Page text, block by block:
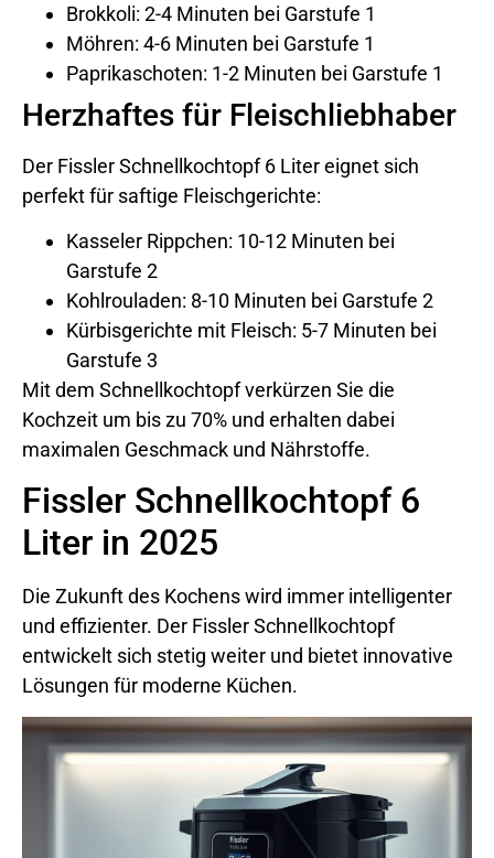
Brokkoli: 2-4 Minuten bei Garstufe 1
Möhren: 4-6 Minuten bei Garstufe 1
Paprikaschoten: 1-2 Minuten bei Garstufe 1
Herzhaftes für Fleischliebhaber
Der Fissler Schnellkochtopf 6 Liter eignet sich
perfekt für saftige Fleischgerichte:
Kasseler Rippchen: 10-12 Minuten bei
Garstufe 2
Kohlrouladen: 8-10 Minuten bei Garstufe 2
Kürbisgerichte mit Fleisch: 5-7 Minuten bei
Garstufe 3
Mit dem Schnellkochtopf verkürzen Sie die
Kochzeit um bis zu 70% und erhalten dabei
maximalen Geschmack und Nährstoffe.
Fissler Schnellkochtopf 6
Liter in 2025
Die Zukunft des Kochens wird immer intelligenter
und effizienter. Der Fissler Schnellkochtopf
entwickelt sich stetig weiter und bietet innovative
Lösungen für moderne Küchen.